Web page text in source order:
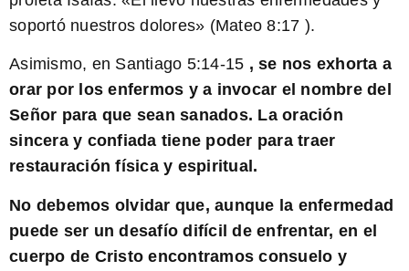
soportó nuestros dolores» (Mateo 8:17 ).
Asimismo, en Santiago 5:14-15 , se nos exhorta a
orar por los enfermos y a invocar el nombre del
Señor para que sean sanados. La oración
sincera y confiada tiene poder para traer
restauración física y espiritual.
No debemos olvidar que, aunque la enfermedad
puede ser un desafío difícil de enfrentar, en el
cuerpo de Cristo encontramos consuelo y